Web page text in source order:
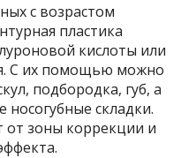
с возрастом
пластика
кислоты или
С их помощью можно
подбородка, губ, а
носогубные складки.
от зоны коррекции и